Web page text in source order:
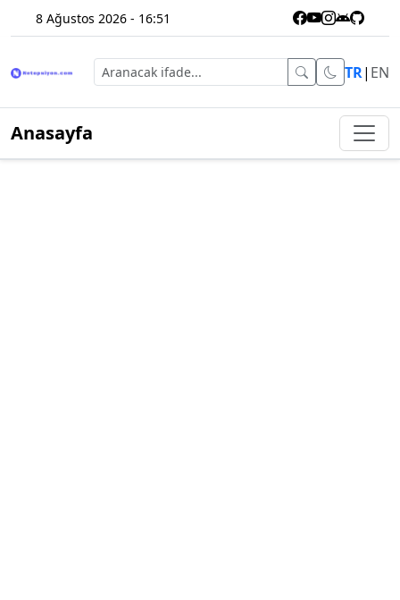
8 Ağustos 2026 - 16:51
TR| EN
Anasayfa